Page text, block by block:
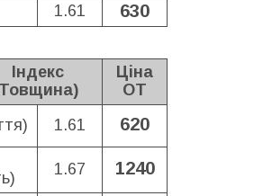
1.61 630
Індекс
Ціна
ОТ
1.61 620
1.67 1240